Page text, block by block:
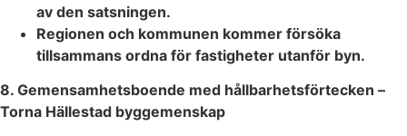
av den satsningen.
Regionen och kommunen kommer försöka
tillsammans ordna för fastigheter utanför byn.
8. Gemensamhetsboende med hållbarhetsförtecken –
Torna Hällestad byggemenskap